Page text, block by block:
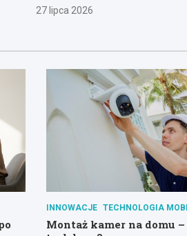
27 lipca 2026
INNOWACJE TECHNOLOGIA
Montaż kamer na domu